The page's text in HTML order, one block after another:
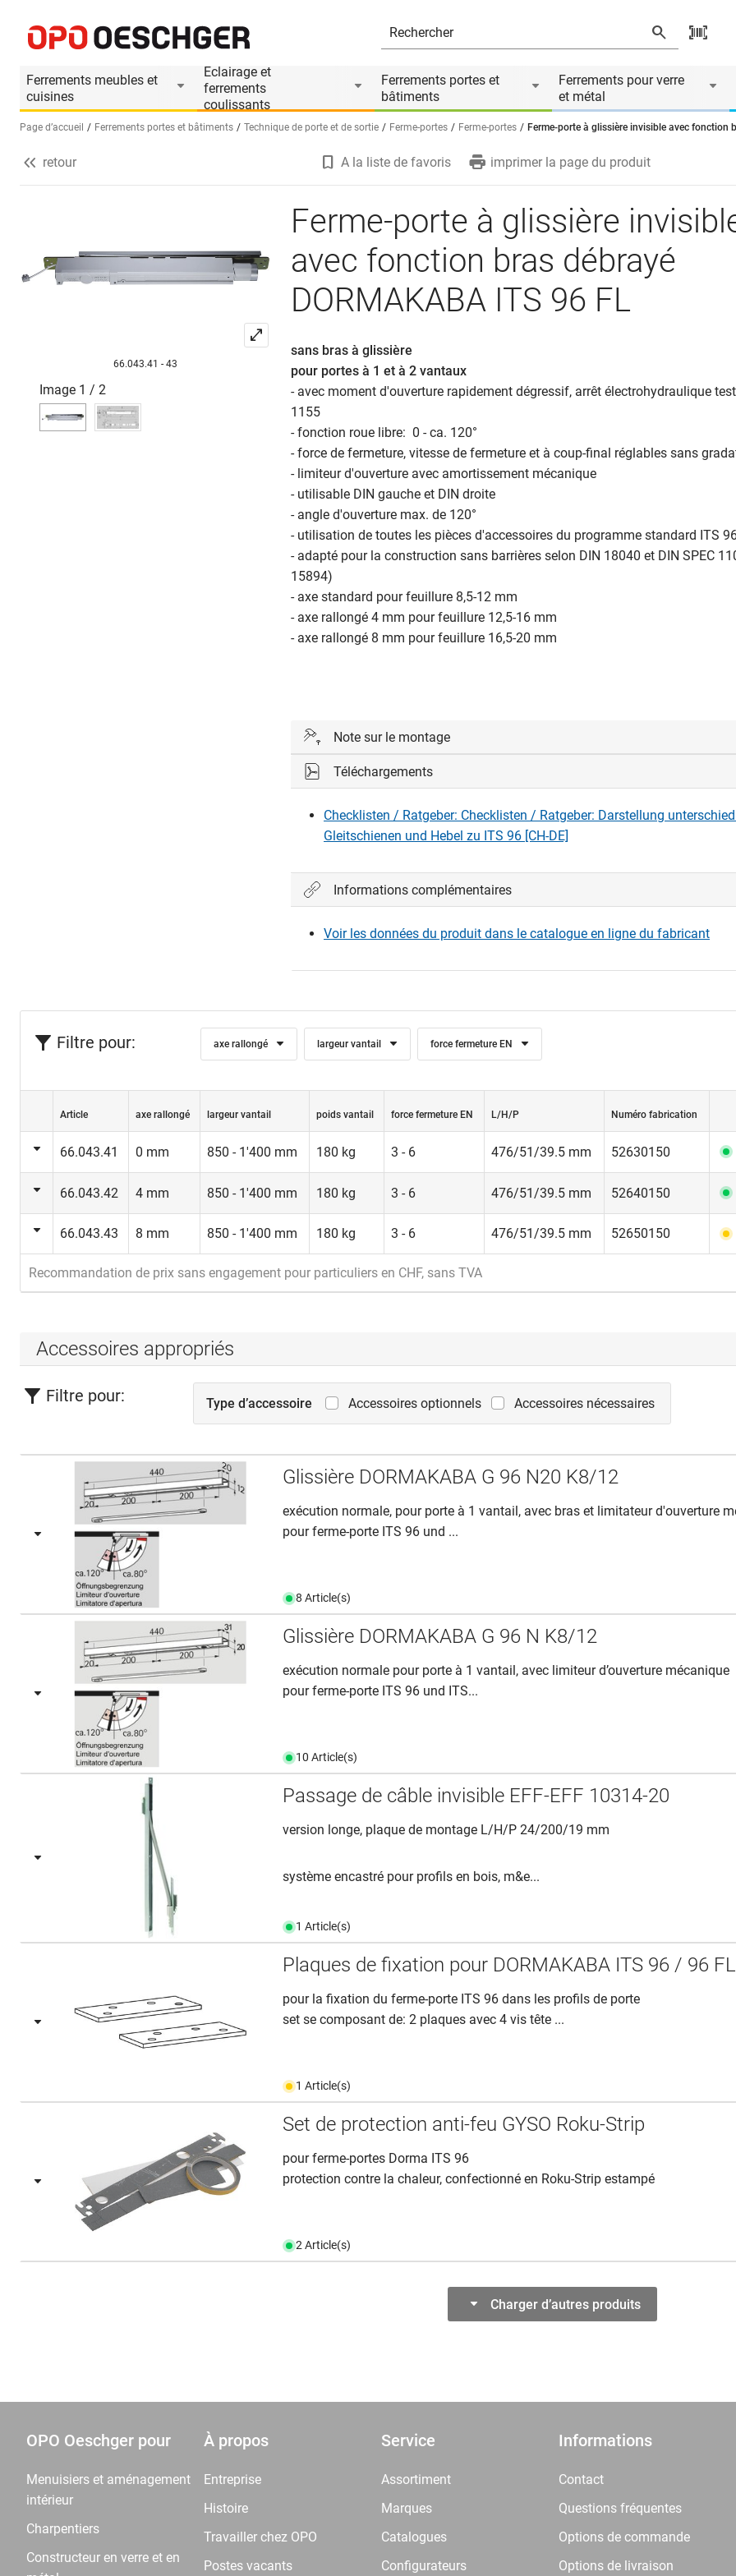
Ferrements meubles et
cuisines
Eclairage et
ferrements
coulissants
Ferrements portes et
bâtiments
Ferrements pour verre
et métal
Sélectionnez une langue (FR)
Page d’accueil Ferrements portes et bâtiments Technique de porte et de sortie Ferme-portes Ferme-portes Ferme-porte à glissière invisible avec fonction
Informations produit
Accessoires appropriés
retour A la liste de favoris imprimer la page du produit
66.043.41 - 43
Image 1 / 2
Ferme-porte à glissière
avec fonction bras débrayé
DORMAKABA ITS 96 FL
sans bras à glissière
pour portes à 1 et à 2 vantaux
- avec moment d'ouverture rapidement dégressif, arrêt électrohydraulique
1155
- fonction roue libre: 0 - ca. 120°
- force de fermeture, vitesse de fermeture et à coup-final réglables sans
- limiteur d'ouverture avec amortissement mécanique
- utilisable DIN gauche et DIN droite
- angle d'ouverture max. de 120°
- utilisation de toutes les pièces d'accessoires du programme standard ITS
- adapté pour la construction sans barrières selon DIN 18040 et DIN SPEC
15894)
- axe standard pour feuillure 8,5-12 mm
- axe rallongé 4 mm pour feuillure 12,5-16 mm
- axe rallongé 8 mm pour feuillure 16,5-20 mm
Note sur le montage
La glissière invisible du concept de ferme-porte ITS 96 s’adapte aux
des différentes longueurs d’axe de ferme-porte et de la glissière
Axe rallongé Glissière K8 Glissière K12
8 mm feuillure 16.5 mm feuillure 20 mm
Téléchargements
Checklisten / Ratgeber: Checklisten / Ratgeber: Darstellung
Gleitschienen und Hebel zu ITS 96 [CH-DE]
Informations complémentaires
Voir les données du produit dans le catalogue en ligne du fabricant
Filtre pour: axe rallongé largeur vantail force fermeture EN
Article axe rallongé largeur vantail poids vantail force fermeture EN L/H/P Numéro fabrication
66.043.41 0 mm 850 - 1'400 mm 180 kg 3 - 6 476/51/39.5 mm 52630150
66.043.42 4 mm 850 - 1'400 mm 180 kg 3 - 6 476/51/39.5 mm 52640150
66.043.43 8 mm 850 - 1'400 mm 180 kg 3 - 6 476/51/39.5 mm 52650150
Recommandation de prix sans engagement pour particuliers en CHF, sans TVA
Accessoires appropriés
Filtre pour: Type d’accessoire Accessoires optionnels Accessoires nécessaires
Glissière DORMAKABA G 96 N20 K8/12
exécution normale, pour porte à 1 vantail, avec bras et limitateur d'ouverture
pour ferme-porte ITS 96 und ...
8 Article(s)
Glissière DORMAKABA G 96 N K8/12
exécution normale pour porte à 1 vantail, avec limiteur d’ouverture mécanique
pour ferme-porte ITS 96 und ITS...
10 Article(s)
Passage de câble invisible EFF-EFF 10314-20
version longe, plaque de montage L/H/P 24/200/19 mm
système encastré pour profils en bois, m&e...
1 Article(s)
Plaques de fixation pour DORMAKABA ITS 96 / 96 FL
pour la fixation du ferme-porte ITS 96 dans les profils de porte
set se composant de: 2 plaques avec 4 vis tête ...
1 Article(s)
Set de protection anti-feu GYSO Roku-Strip
pour ferme-portes Dorma ITS 96
protection contre la chaleur, confectionné en Roku-Strip estampé
2 Article(s)
Charger d’autres produits
OPO Oeschger pour
Menuisiers et aménagement
intérieur
Charpentiers
Constructeur en verre et en
À propos
Entreprise
Histoire
Travailler chez OPO
Postes vacants
Service
Assortiment
Marques
Catalogues
Configurateurs
Informations
Contact
Questions fréquentes
Options de commande
Options de livraison